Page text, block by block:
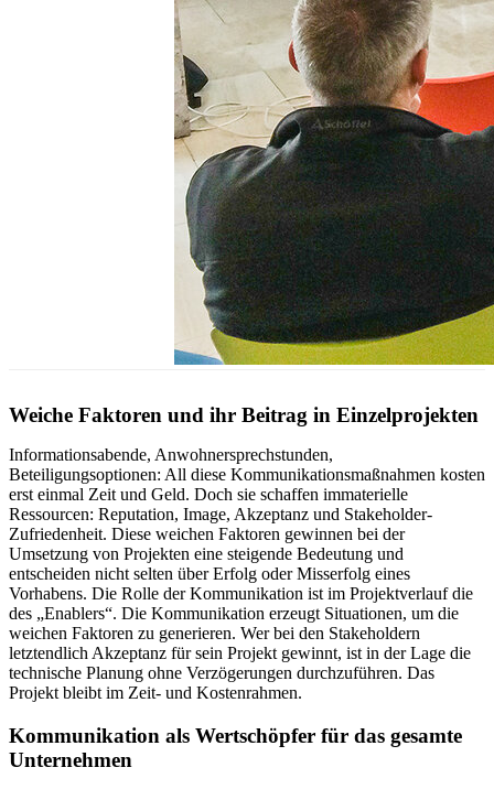
Weiche Faktoren und ihr Beitrag in Einzelprojekten
Informationsabende, Anwohnersprechstunden,
Beteiligungsoptionen: All diese Kommunikationsmaßnahmen kosten
erst einmal Zeit und Geld. Doch sie schaffen immaterielle
Ressourcen: Reputation, Image, Akzeptanz und Stakeholder-
Zufriedenheit. Diese weichen Faktoren gewinnen bei der
Umsetzung von Projekten eine steigende Bedeutung und
entscheiden nicht selten über Erfolg oder Misserfolg eines
Vorhabens. Die Rolle der Kommunikation ist im Projektverlauf die
des „Enablers“. Die Kommunikation erzeugt Situationen, um die
weichen Faktoren zu generieren. Wer bei den Stakeholdern
letztendlich Akzeptanz für sein Projekt gewinnt, ist in der Lage die
technische Planung ohne Verzögerungen durchzuführen. Das
Projekt bleibt im Zeit- und Kostenrahmen.
Kommunikation als Wertschöpfer für das gesamte
Unternehmen